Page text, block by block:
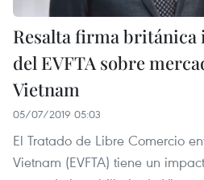
Resalta firma
del EVFTA sobre
Vietnam
05/07/2019 05:03
El Tratado de Libre Comercio
Vietnam (EVFTA) tiene un